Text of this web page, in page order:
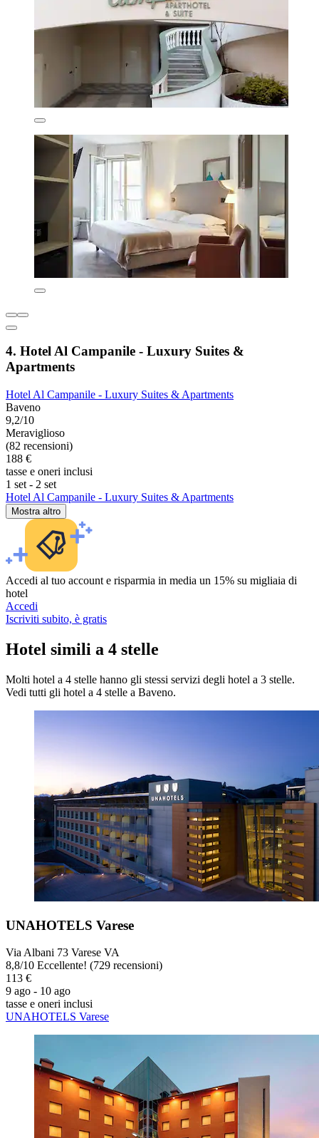
4. Hotel Al Campanile - Luxury Suites &
Apartments
Hotel Al Campanile - Luxury Suites & Apartments
Baveno
9,2/10
Meraviglioso
(82 recensioni)
188 €
tasse e oneri inclusi
1 set - 2 set
Hotel Al Campanile - Luxury Suites & Apartments
Mostra altro
Accedi al tuo account e risparmia in media un 15% su migliaia di
hotel
Accedi
Iscriviti subito, è gratis
Hotel simili a 4 stelle
Molti hotel a 4 stelle hanno gli stessi servizi degli hotel a 3 stelle.
Vedi tutti gli hotel a 4 stelle a Baveno.
UNAHOTELS Varese
Via Albani 73 Varese VA
8,8/10 Eccellente! (729 recensioni)
113 €
9 ago - 10 ago
tasse e oneri inclusi
UNAHOTELS Varese